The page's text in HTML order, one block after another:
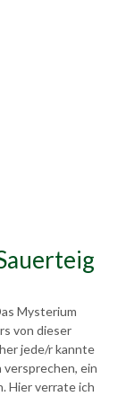
Mysterium
von dieser
jede/r kannte
ein
Hier verrate ich